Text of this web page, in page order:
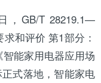
，GB/T 28219.1—
和评价 第1部分：
能家用电器应用场
式落地，智能家电